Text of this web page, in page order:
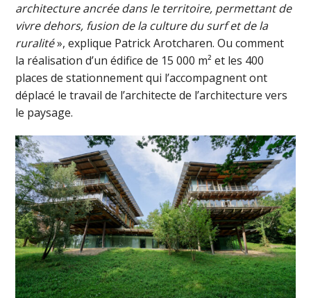
architecture ancrée dans le territoire, permettant de
vivre dehors, fusion de la culture du surf et de la
ruralité», explique Patrick Arotcharen. Ou comment
la réalisation d’un édifice de 15 000 m² et les 400
places de stationnement qui l’accompagnent ont
déplacé le travail de l’architecte de l’architecture vers
le paysage.